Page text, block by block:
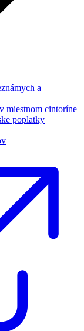
a
miestnom cintoríne
poplatky